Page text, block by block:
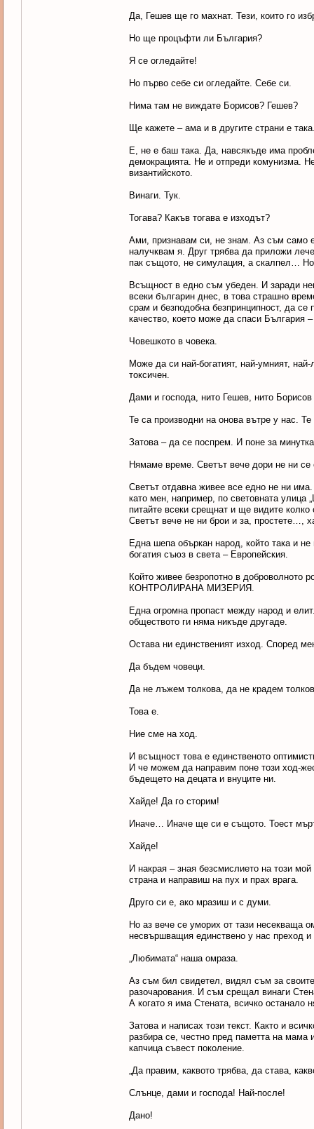
Да, Гешев ще го махнат. Тези, които го
Но ще процъфти ли България?
Я се огледайте!
Но първо себе си огледайте. Себе си.
Нима там не виждате Борисов? Гешев?
Ще кажете – ама и в другите страни е
Е, не е баш така. Да, навсякъде има
демокрацията. Не и отпреди комунизма.
византийското.
Винаги. Тук.
Тогава? Какъв тогава е изходът?
Ами, признавам си, не знам. Аз съм само
налучквам я. Друг трябва да приложи
пак същото, не симулация, а скалпел…
Всъщност в едно съм убеден. И заради
всеки българин днес, в това страшно
срам и безподобна безпринципност, да се
качество, което може да спаси България
Човешкото в човека.
Може да си най-богатият, най-умният,
токсичен.
Дами и господа, нито Гешев, нито
Те са производни на онова вътре у нас.
Затова – да се поспрем. И поне за
Нямаме време. Светът вече дори не ни се
Светът отдавна живее все едно не ни
като мен, например, по световната улица
питайте всеки срещнат и ще видите
Светът вече не ни брои и за, простете…,
Една шепа объркан народ, който така и
богатия съюз в света – Европейския.
Който живее безропотно в доброволното
КОНТРОЛИРАНА МИЗЕРИЯ.
Една огромна пропаст между народ и
обществото ги няма никъде другаде.
Остава ни единственият изход. Според
Да бъдем човеци.
Да не лъжем толкова, да не крадем
Това е.
Ние сме на ход.
И всъщност това е единственото
И че можем да направим поне този ход-
бъдещето на децата и внуците ни.
Хайде! Да го сторим!
Иначе… Иначе ще си е същото. Тоест
Хайде!
И накрая – зная безсмислието на този
страна и направиш на пух и прах врага.
Друго си е, ако мразиш и с думи.
Но аз вече се уморих от тази несекваща
несвършващия единствено у нас преход
„Любимата“ наша омраза.
Аз съм бил свидетел, видял съм за
разочарования. И съм срещал винаги
А когато я има Стената, всичко останало
Затова и написах този текст. Както и
разбира се, честно пред паметта на
капчица съвест поколение.
„Да правим, каквото трябва, да става,
Слънце, дами и господа! Най-после!
Дано!